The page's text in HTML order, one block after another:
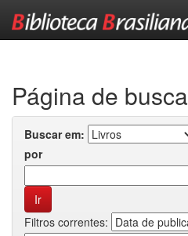
Página de busca
Buscar em:
por
Filtros correntes: